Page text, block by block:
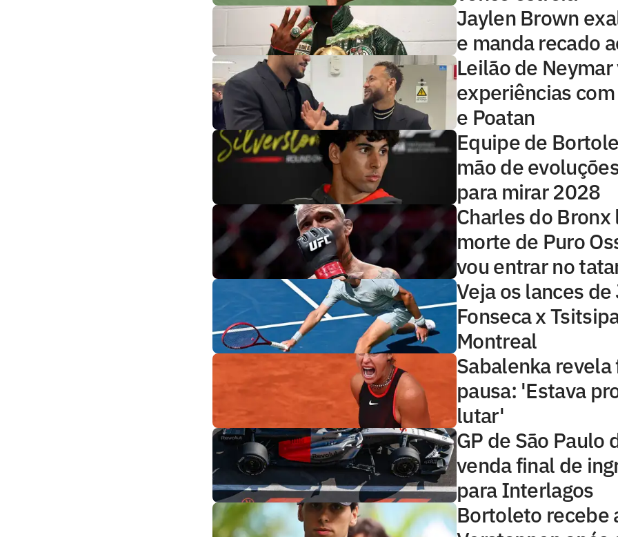
Jaylen Brown
e manda recado
Leilão de
experiências
e Poatan
Equipe de
mão de
para mirar 2028
Charles do
morte de Puro
vou entrar no
Veja os lances de
Fonseca x
Montreal
Sabalenka revela
pausa: 'Estava
lutar'
GP de São Paulo
venda final de
para Interlagos
Bortoleto recebe